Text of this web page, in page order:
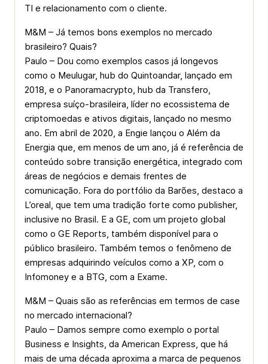
TI e relacionamento com o cliente.
M&M – Já temos bons exemplos no mercado
brasileiro? Quais?
Paulo – Dou como exemplos casos já longevos
como o Meulugar, hub do Quintoandar, lançado em
2018, e o Panoramacrypto, hub da Transfero,
empresa suíço-brasileira, líder no ecossistema de
criptomoedas e ativos digitais, lançado no mesmo
ano. Em abril de 2020, a Engie lançou o Além da
Energia que, em menos de um ano, já é referência de
conteúdo sobre transição energética, integrado com
áreas de negócios e demais frentes de
comunicação. Fora do portfólio da Barões, destaco a
L’oreal, que tem uma tradição forte como publisher,
inclusive no Brasil. E a GE, com um projeto global
como o GE Reports, também disponível para o
público brasileiro. Também temos o fenômeno de
empresas adquirindo veículos como a XP, com o
Infomoney e a BTG, com a Exame.
M&M – Quais são as referências em termos de case
no mercado internacional?
Paulo – Damos sempre como exemplo o portal
Business e Insights, da American Express, que há
mais de uma década aproxima a marca de pequenos